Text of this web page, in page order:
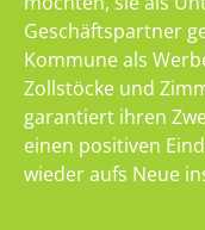
Geschäftspartner
Kommune als
Zollstöcke und
garantiert ihren
einen positiven
wieder aufs Neue